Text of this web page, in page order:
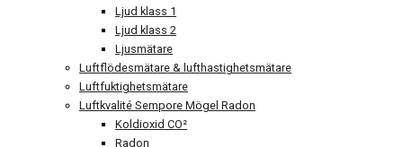
Ljud klass 1
Ljud klass 2
Ljusmätare
Luftflödesmätare & lufthastighetsmätare
Luftfuktighetsmätare
Luftkvalité Sempore Mögel Radon
Koldioxid CO²
Radon